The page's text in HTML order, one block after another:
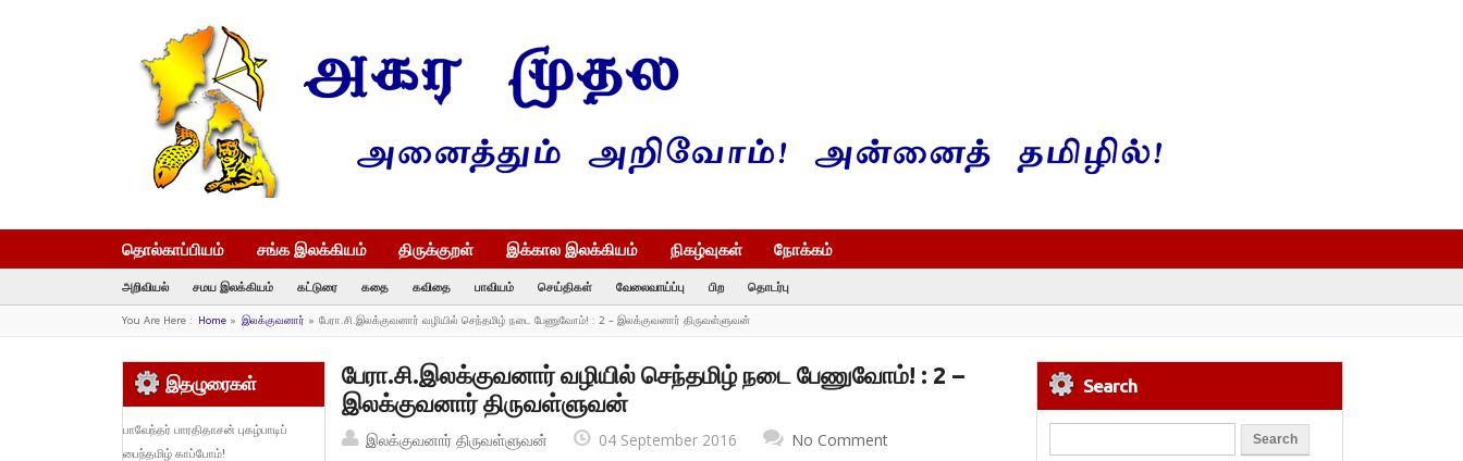
தொல்காப்பியம் சங்க இலக்கியம் திருக்குறள் இக்கால இலக்கியம் நிகழ்வுகள் நோக்கம்
அறிவியல் சமய இலக்கியம் கட்டுரை கதை கவிதை பாவியம் செய்திகள் வேலைவாய்ப்பு பிற தொடர்பு
You Are Here : Home» இலக்குவனார் » பேரா.சி.இலக்குவனார் வழியில் செந்தமிழ் நடை பேணுவோம்! : 2 – இலக்குவனார் திருவள்ளுவன்
பேரா.சி.இலக்குவனார் வழியில் செந்தமிழ் நடை பேணுவோம்! : 2 –
இலக்குவனார் திருவள்ளுவன்
இலக்குவனார் திருவள்ளுவன் 04 September 2016 No Comment
இதழுரைகள்
பாவேந்தர் பாரதிதாசன் புகழ்பாடிப்
பைந்தமிழ் காப்போம்!
Search